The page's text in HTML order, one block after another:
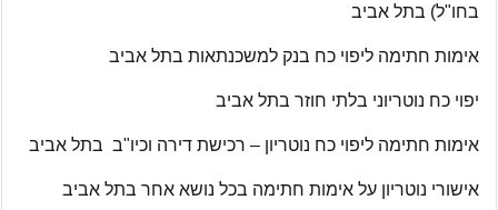
בחו"ל) בתל אביב
אימות חתימה ליפוי כח בנק למשכנתאות בתל אביב
יפוי כח נוטריוני בלתי חוזר בתל אביב
אימות חתימה ליפוי כח נוטריון – רכישת דירה וכיו"ב בתל אביב
אישורי נוטריון על אימות חתימה בכל נושא אחר בתל אביב